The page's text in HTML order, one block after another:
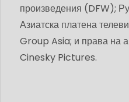
произведения (DFW);
Азиатска платена
Group Asia; и права на
Cinesky Pictures.